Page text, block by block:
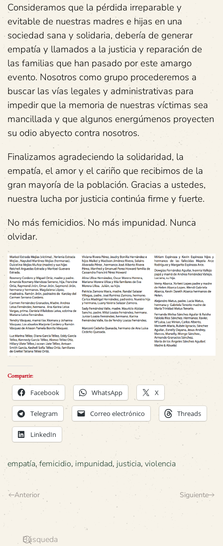
Consideramos que la pérdida irreparable y
evitable de nuestras madres e hijas en una
sociedad sana y solidaria, debería de generar
empatía y llamados a la justicia y reparación de
las familias que han pasado por este amargo
evento. Nosotros como grupo procederemos a
buscar las vías legales y administrativas para
impedir que la memoria de nuestras víctimas sea
mancillada y que algunos energúmenos proyecten
su odio abyecto contra nosotros.
Finalizamos agradeciendo la solidaridad, la
empatía, el amor y el cariño que recibimos de la
gran mayoría de la población. Gracias a ustedes,
nuestra lucha por justicia continúa firme y fuerte.
No más femicidios. No más impunidad. Nunca
olvidar.
Compartir:
Facebook WhatsApp X
Telegram Correo electrónico Threads
LinkedIn
empatía,femicidio, impunidad, justicia, violencia
Anterior Siguiente